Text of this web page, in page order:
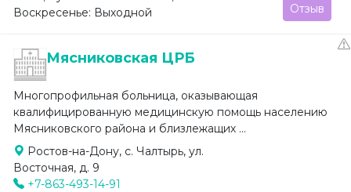
Воскресенье: Выходной
Отзыв
Мясниковская ЦРБ
Многопрофильная больница, оказывающая
квалифицированную медицинскую помощь населению
Мясниковского района и близлежащих ...
Ростов-на-Дону, с. Чалтырь, ул.
Восточная, д. 9
+7-863-493-14-91